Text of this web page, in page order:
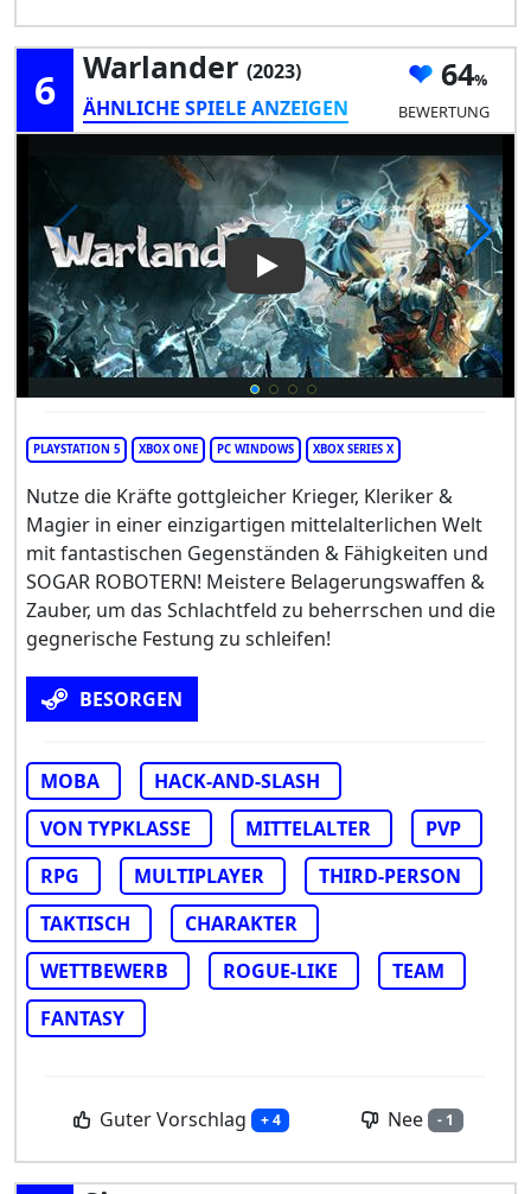
6 Warlander (2023)
ÄHNLICHE SPIELE ANZEIGEN
64
BEWERTUNG
Play Video: Warlander
PLAYSTATION 5 XBOX ONE PC WINDOWS XBOX SERIES X
Nutze die Kräfte gottgleicher Krieger, Kleriker &
Magier in einer einzigartigen mittelalterlichen Welt
mit fantastischen Gegenständen & Fähigkeiten und
SOGAR ROBOTERN! Meistere Belagerungswaffen &
Zauber, um das Schlachtfeld zu beherrschen und die
gegnerische Festung zu schleifen!
BESORGEN
MOBA
HACK-AND-SLASH
VON TYPKLASSE
MITTELALTER
PVP
RPG
MULTIPLAYER
THIRD-PERSON
TAKTISCH
CHARAKTER
WETTBEWERB
ROGUE-LIKE
TEAM
FANTASY
Guter Vorschlag + 4 Nee - 1